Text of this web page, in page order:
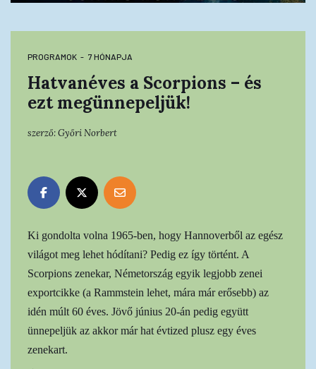
PROGRAMOK 7 HÓNAPJA
Hatvanéves a Scorpions – és
ezt megünnepeljük!
szerző:Győri Norbert
Ki gondolta volna 1965-ben, hogy Hannoverből az egész
világot meg lehet hódítani? Pedig ez így történt. A
Scorpions zenekar, Németország egyik legjobb zenei
exportcikke (a Rammstein lehet, mára már erősebb) az
idén múlt 60 éves. Jövő június 20-án pedig együtt
ünnepeljük az akkor már hat évtized plusz egy éves
zenekart.